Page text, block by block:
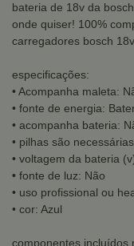
bateria de 18v da
onde quiser! 100%
carregadores bosch
especificações:
• Acompanha maleta:
• fonte de energia:
• acompanha bateria:
• pilhas são
• voltagem da bateria
• fonte de luz: Não
• uso profissional ou
• cor: Azul
componentes incluídos